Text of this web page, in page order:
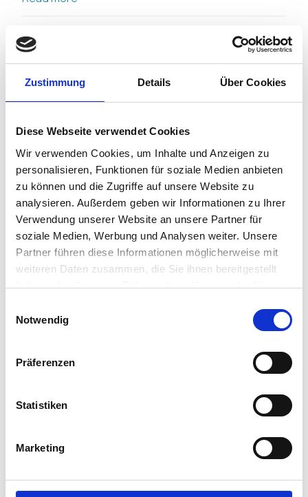
Zustimmung Details Über Cookies
Diese Webseite verwendet Cookies
Wir verwenden Cookies, um Inhalte und Anzeigen zu
personalisieren, Funktionen für soziale Medien anbieten
zu können und die Zugriffe auf unsere Website zu
analysieren. Außerdem geben wir Informationen zu Ihrer
Verwendung unserer Website an unsere Partner für
soziale Medien, Werbung und Analysen weiter. Unsere
Partner führen diese Informationen möglicherweise mit
weiteren Daten zusammen, die Sie ihnen bereitgestellt
haben oder die sie im Rahmen Ihrer Nutzung der Dienste
Notwendig
Präferenzen
Statistiken
Marketing
Imprivata
December 27, 2023 mattatrenet
Read more
Kasm Technologies